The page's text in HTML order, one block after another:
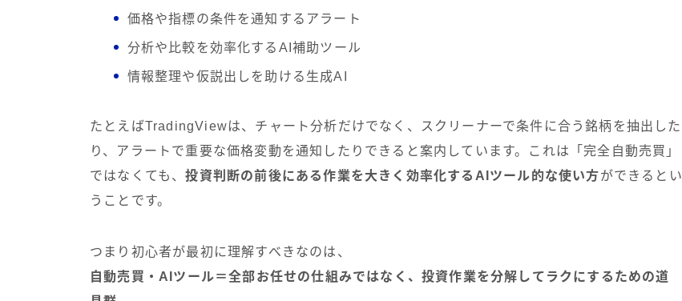
価格や指標の条件を通知するアラート
分析や比較を効率化するAI補助ツール
情報整理や仮説出しを助ける生成AI
たとえばTradingViewは、チャート分析だけでなく、スクリーナーで条件に合う銘柄を抽出した
り、アラートで重要な価格変動を通知したりできると案内しています。これは「完全自動売買」
ではなくても、投資判断の前後にある作業を大きく効率化するAIツール的な使い方ができるとい
うことです。
つまり初心者が最初に理解すべきなのは、
自動売買・AIツール＝全部お任せの仕組みではなく、投資作業を分解してラクにするための道